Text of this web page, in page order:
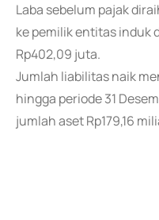
Laba sebelum pajak
ke pemilik entitas induk
Rp402,09 juta.
Jumlah liabilitas naik
hingga periode 31
jumlah aset Rp179,16